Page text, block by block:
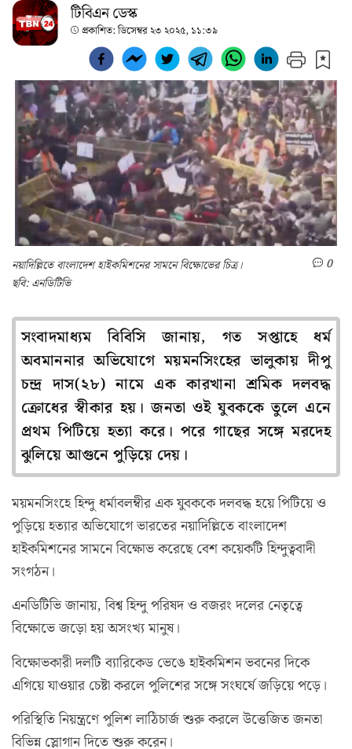
টিবিএন ডেস্ক
প্রকাশিত:ডিসেম্বর ২৩ ২০২৫, ১১:৩৯
নয়াদিল্লিতে বাংলাদেশ হাইকমিশনের সামনে বিক্ষোভের চিত্র।
ছবি: এনডিটিভি
0
সংবাদমাধ্যম বিবিসি জানায়, গত সপ্তাহে ধর্ম
অবমাননার অভিযোগে ময়মনসিংহের ভালুকায় দীপু
চন্দ্র দাস(২৮) নামে এক কারখানা শ্রমিক দলবদ্ধ
ক্রোধের স্বীকার হয়। জনতা ওই যুবককে তুলে এনে
প্রথম পিটিয়ে হত্যা করে। পরে গাছের সঙ্গে মরদেহ
ঝুলিয়ে আগুনে পুড়িয়ে দেয়।
ময়মনসিংহে হিন্দু ধর্মাবলম্বীর এক যুবককে দলবদ্ধ হয়ে পিটিয়ে ও
পুড়িয়ে হত্যার অভিযোগে ভারতের নয়াদিল্লিতে বাংলাদেশ
হাইকমিশনের সামনে বিক্ষোভ করেছে বেশ কয়েকটি হিন্দুত্ববাদী
সংগঠন।
এনডিটিভি জানায়, বিশ্ব হিন্দু পরিষদ ও বজরং দলের নেতৃত্বে
বিক্ষোভে জড়ো হয় অসংখ্য মানুষ।
বিক্ষোভকারী দলটি ব্যারিকেড ভেঙে হাইকমিশন ভবনের দিকে
এগিয়ে যাওয়ার চেষ্টা করলে পুলিশের সঙ্গে সংঘর্ষে জড়িয়ে পড়ে।
পরিস্থিতি নিয়ন্ত্রণে পুলিশ লাঠিচার্জ শুরু করলে উত্তেজিত জনতা
বিভিন্ন স্লোগান দিতে শুরু করেন।